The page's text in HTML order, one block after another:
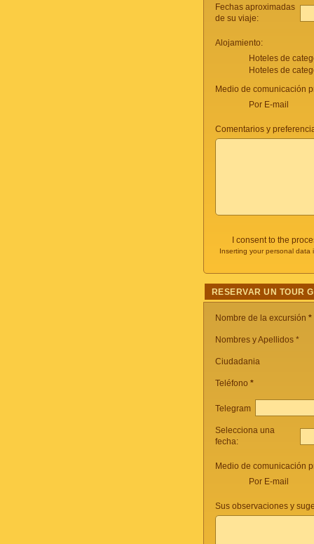
Fechas aproximadas
de su viaje:
Alojamiento:
Hoteles de
Hoteles de
Medio de comunicación
Por E-mail
Comentarios y
I consent to the
Inserting your personal
RESERVAR UN TOUR
Nombre de la excursión *
Nombres y Apellidos *
Ciudadania
Teléfono *
Telegram
Selecciona una
fecha:
Medio de comunicación
Por E-mail
Sus observaciones y